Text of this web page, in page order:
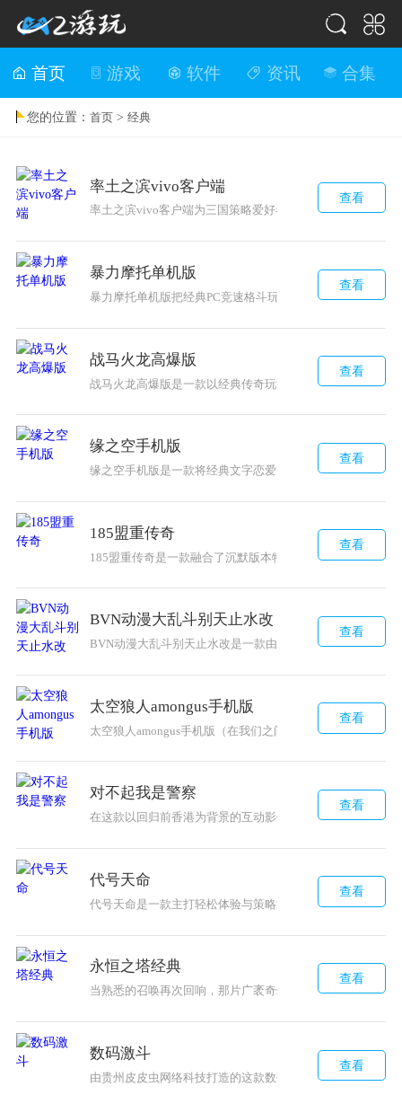
首页 游戏 软件 资讯 合集
您的位置：首页 >经典
率土之滨vivo客户端
率土之滨vivo客户端为三国策略爱好者打造了一个宏大的沙
查看
暴力摩托单机版
暴力摩托单机版把经典PC竞速格斗玩法带到移动端，玩家
查看
战马火龙高爆版
战马火龙高爆版是一款以经典传奇玩法为核心的高爆率版
查看
缘之空手机版
缘之空手机版是一款将经典文字恋爱冒险体验移植至移动
查看
185盟重传奇
185盟重传奇是一款融合了沉默版本特色与BUFF玩法的合
查看
BVN动漫大乱斗别天止水改
BVN动漫大乱斗别天止水改是一款由B站UP主精心打造的
查看
太空狼人amongus手机版
太空狼人amongus手机版（在我们之间）其实就是一款多人
查看
对不起我是警察
在这款以回归前香港为背景的互动影像作品对不起我是警
查看
代号天命
代号天命是一款主打轻松体验与策略深度的三国题材游戏
查看
永恒之塔经典
当熟悉的召唤再次回响，那片广袤奇幻的亚特雷亚大陆即将
查看
数码激斗
由贵州皮皮虫网络科技打造的这款数码宝贝题材手游，将
查看